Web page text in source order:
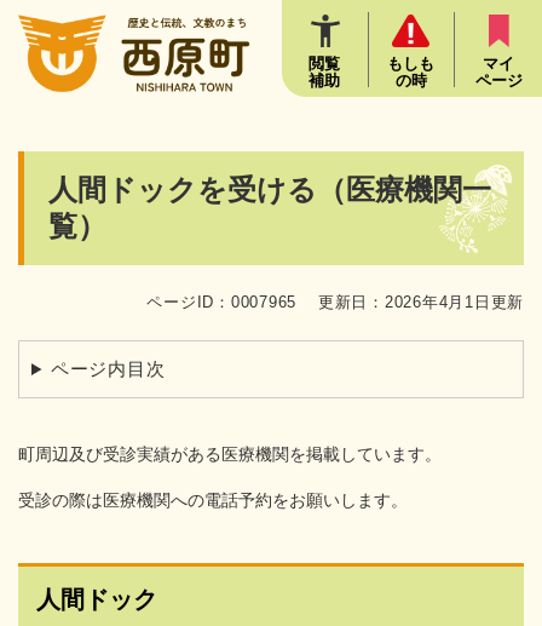
メニューを飛ばして本文へ
閲覧
補助
もしも
の時
マイ
ページ
人間ドックを受ける（医療機関一
覧）
ページID：0007965 更新日：2026年4月1日更新
ページ内目次
町周辺及び受診実績がある医療機関を掲載しています。
受診の際は医療機関への電話予約をお願いします。
人間ドック